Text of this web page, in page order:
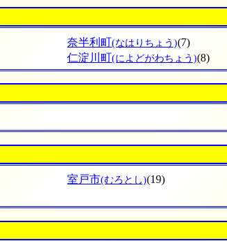
奈半利町(なはりちょう)(7)
仁淀川町(によどがわちょう)(8)
室戸市(むろとし)(19)